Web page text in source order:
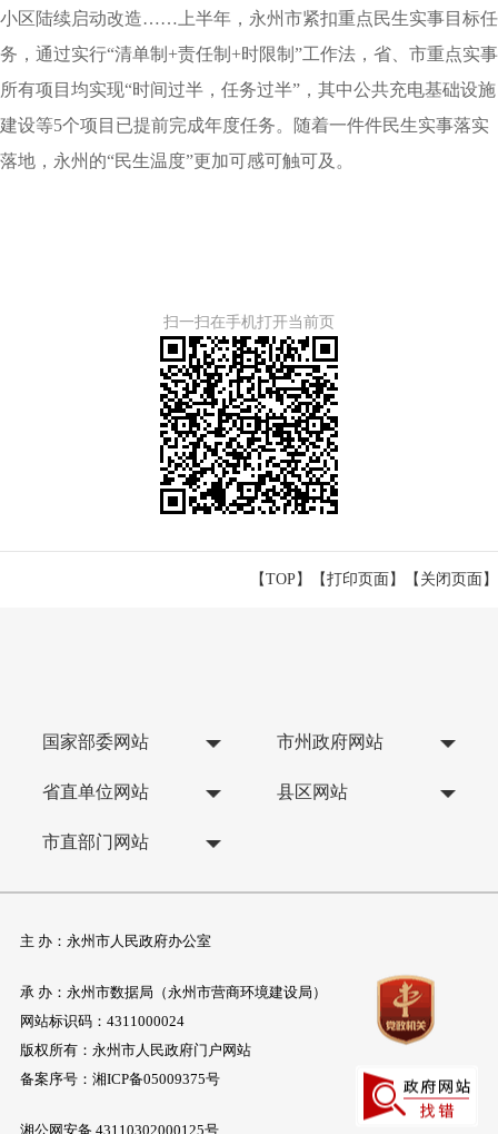
小区陆续启动改造……上半年，永州市紧扣重点民生实事目标任
务，通过实行“清单制+责任制+时限制”工作法，省、市重点实事
所有项目均实现“时间过半，任务过半”，其中公共充电基础设施
建设等5个项目已提前完成年度任务。随着一件件民生实事落实
落地，永州的“民生温度”更加可感可触可及。
扫一扫在手机打开当前页
【TOP】 【打印页面】【 关闭页面】
国家部委网站 市州政府网站
省直单位网站 县区网站
市直部门网站
主 办：永州市人民政府办公室
承 办：永州市数据局（永州市营商环境建设局）
网站标识码：4311000024
版权所有：永州市人民政府门户网站
备案序号： 湘ICP备05009375号
湘公网安备 43110302000125号